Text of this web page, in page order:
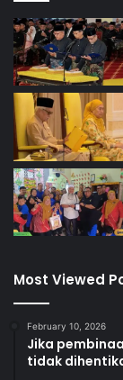
Most Viewed
February 10, 2026
Jika
tidak